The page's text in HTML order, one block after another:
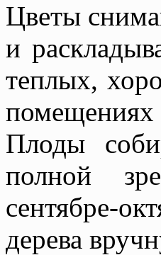
Цветы
и
теплых,
Плоды
полной
сентябре-
дерева